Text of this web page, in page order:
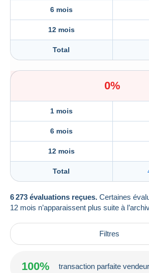
6 mois
12 mois
Total
0%
1 mois
6 mois
12 mois
Total
6 273 évaluations reçues. Certaines
12 mois n’apparaissent plus suite à
Filtres
100% transaction parfaite